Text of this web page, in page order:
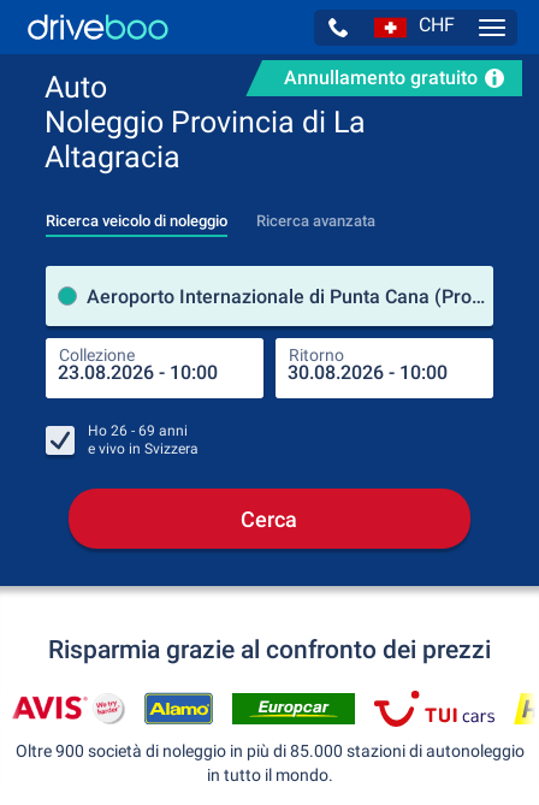
CHF
Annullamento gratuito
Auto
Noleggio Provincia di La
Altagracia
Ricerca veicolo di noleggio Ricerca avanzata
Aeroporto Internazionale di Punta Cana (Provincia di La Altagracia / Repubblica Dominicana)
Collezione Ritorno
Ho 26 - 69 anni
e vivo in Svizzera
Cerca
Risparmia grazie al confronto dei prezzi
Oltre 900 società di noleggio in più di 85.000 stazioni di autonoleggio
in tutto il mondo.